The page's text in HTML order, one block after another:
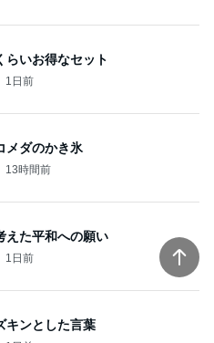
らいお得なセット
1日前
メダのかき氷
13時間前
えた平和への願い
1日前
キンとした言葉